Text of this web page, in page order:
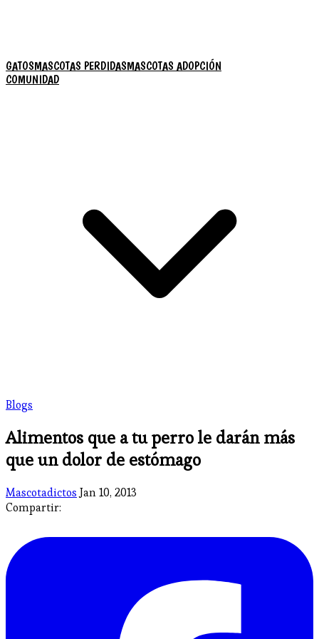
GATOSMASCOTAS PERDIDASMASCOTAS ADOPCIÓN
COMUNIDAD
Blogs
Alimentos que a tu perro le darán más
que un dolor de estómago
Mascotadictos Jan 10, 2013
Compartir: